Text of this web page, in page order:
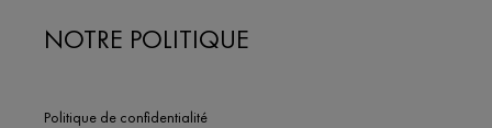
NOTRE POLITIQUE
Politique de confidentialité